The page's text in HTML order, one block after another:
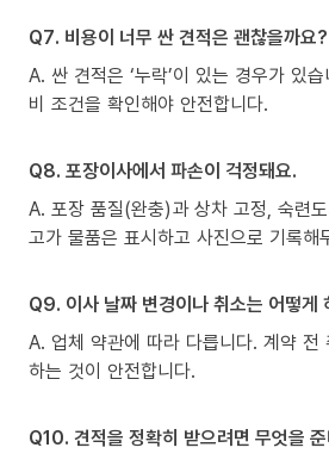
Q7. 비용이 너무 싼 견적은 괜찮을까요?
A. 싼 견적은 ‘누락’이 있는 경우가 있
비 조건을 확인해야 안전합니다.
Q8. 포장이사에서 파손이 걱정돼요.
A. 포장 품질(완충)과 상차 고정, 숙련
고가 물품은 표시하고 사진으로 기록해
Q9. 이사 날짜 변경이나 취소는 어떻게
A. 업체 약관에 따라 다릅니다. 계약 전
하는 것이 안전합니다.
Q10. 견적을 정확히 받으려면 무엇을